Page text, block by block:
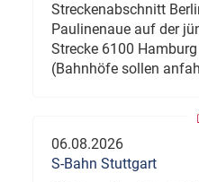
Streckenabschnitt
Paulinenaue auf der
Strecke 6100
(Bahnhöfe sollen
06.08.2026
S-Bahn Stuttgart